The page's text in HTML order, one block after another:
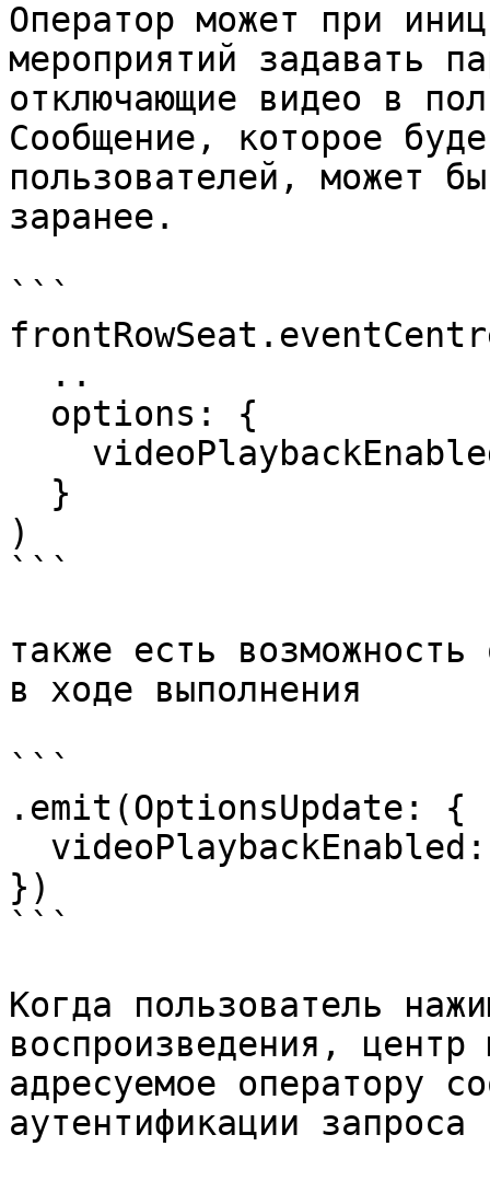
Оператор может при
мероприятий задавать
отключающие видео в
Сообщение, которое
пользователей, может
заранее.
```
)
```
также есть возможность
в ходе выполнения
```
.emit(OptionsUpdate: {
})
```
Когда пользователь
воспроизведения, центр
адресуемое оператору
аутентификации